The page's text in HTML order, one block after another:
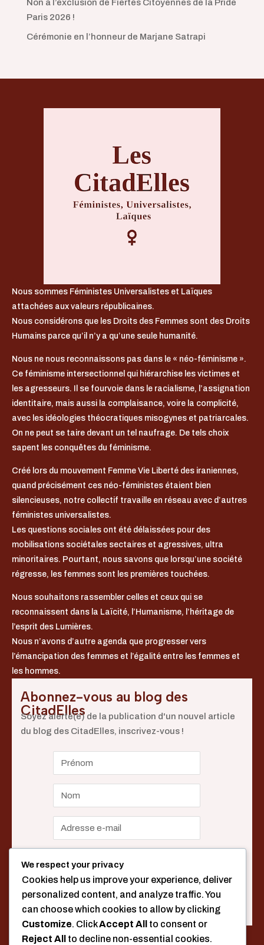
Non à l’exclusion de Fiertés Citoyennes de la Pride
Paris 2026 !
Cérémonie en l’honneur de Marjane Satrapi
Nous sommes Féministes Universalistes et Laïques
attachées aux valeurs républicaines.
Nous considérons que les Droits des Femmes sont des Droits
Humains parce qu’il n’y a qu’une seule humanité.
Nous ne nous reconnaissons pas dans le « néo-féminisme ».
Ce féminisme intersectionnel qui hiérarchise les victimes et
les agresseurs. Il se fourvoie dans le racialisme, l’assignation
identitaire, mais aussi la complaisance, voire la complicité,
avec les idéologies théocratiques misogynes et patriarcales.
On ne peut se taire devant un tel naufrage. De tels choix
sapent les conquêtes du féminisme.
Créé lors du mouvement Femme Vie Liberté des iraniennes,
quand précisément ces néo-féministes étaient bien
silencieuses, notre collectif travaille en réseau avec d’autres
féministes universalistes.
Les questions sociales ont été délaissées pour des
mobilisations sociétales sectaires et agressives, ultra
minoritaires. Pourtant, nous savons que lorsqu’une société
régresse, les femmes sont les premières touchées.
Nous souhaitons rassembler celles et ceux qui se
reconnaissent dans la Laïcité, l’Humanisme, l’héritage de
l’esprit des Lumières.
Nous n’avons d’autre agenda que progresser vers
l’émancipation des femmes et l’égalité entre les femmes et
les hommes.
Abonnez-vous au blog des
CitadElles
Soyez alerté(e) de la publication d'un nouvel article
du blog des CitadElles, inscrivez-vous !
We respect your privacy
Cookies help us improve your experience, deliver
personalized content, and analyze traffic. You
can choose which cookies to allow by clicking
Customize. ClickAccept All
to consent or
Reject All
to decline non-essential cookies.